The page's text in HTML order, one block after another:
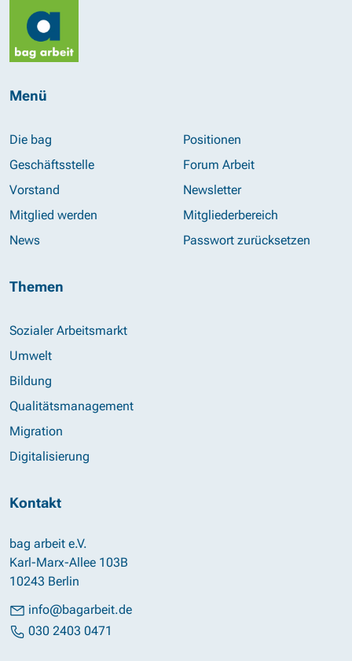
Menü
Die bag
Geschäftsstelle
Vorstand
Mitglied werden
News
Positionen
Forum Arbeit
Newsletter
Mitgliederbereich
Passwort zurücksetzen
Themen
Sozialer Arbeitsmarkt
Umwelt
Bildung
Qualitätsmanagement
Migration
Digitalisierung
Kontakt
bag arbeit e.V.
Karl-Marx-Allee 103B
10243 Berlin
info@bagarbeit.de
030 2403 0471